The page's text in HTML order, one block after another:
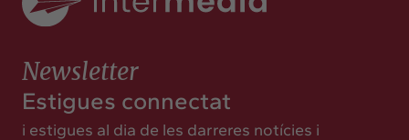
Newsletter
Estigues connectat
i estigues al dia de les darreres notícies i